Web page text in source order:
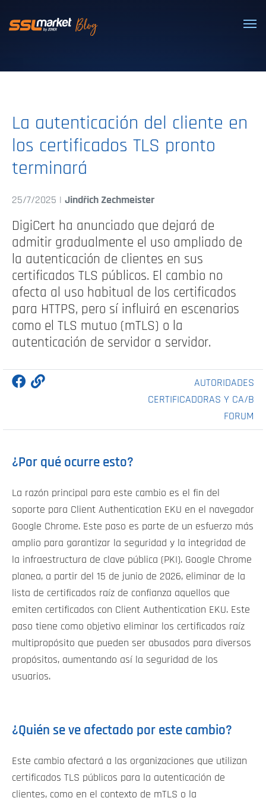
Certificados SSL/TLS confiables
La autenticación del cliente en
los certificados TLS pronto
terminará
25/7/2025 | Jindřich Zechmeister
DigiCert ha anunciado que dejará de
admitir gradualmente el uso ampliado de
la autenticación de clientes en sus
certificados TLS públicos. El cambio no
afecta al uso habitual de los certificados
para HTTPS, pero sí influirá en escenarios
como el TLS mutuo (mTLS) o la
autenticación de servidor a servidor.
AUTORIDADES
CERTIFICADORAS Y CA/B
FORUM
¿Por qué ocurre esto?
La razón principal para este cambio es el fin del
soporte para Client Authentication EKU en el navegador
Google Chrome. Este paso es parte de un esfuerzo más
amplio para garantizar la seguridad y la integridad de
la infraestructura de clave pública (PKI). Google Chrome
planea, a partir del 15 de junio de 2026, eliminar de la
lista de certificados raíz de confianza aquellos que
emiten certificados con Client Authentication EKU. Este
paso tiene como objetivo eliminar los certificados raíz
multipropósito que pueden ser abusados para diversos
propósitos, aumentando así la seguridad de los
usuarios.
¿Quién se ve afectado por este cambio?
Este cambio afectará a las organizaciones que utilizan
certificados TLS públicos para la autenticación de
clientes, como en el contexto de mTLS o la